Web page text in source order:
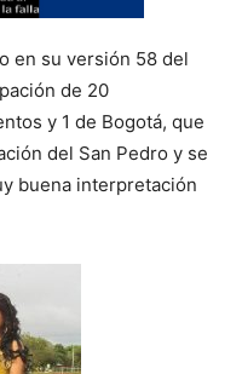
en su versión 58 del
de 20
y 1 de Bogotá, que
del San Pedro y se
buena interpretación